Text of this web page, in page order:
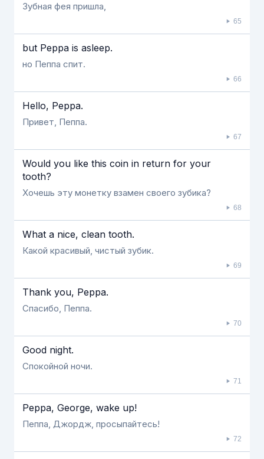
Зубная фея пришла,
65
but Peppa is asleep.
но Пеппа спит.
66
Hello, Peppa.
Привет, Пеппа.
67
Would you like this coin in return for your
tooth?
Хочешь эту монетку взамен своего зубика?
68
What a nice, clean tooth.
Какой красивый, чистый зубик.
69
Thank you, Peppa.
Спасибо, Пеппа.
70
Good night.
Спокойной ночи.
71
Peppa, George, wake up!
Пеппа, Джордж, просыпайтесь!
72